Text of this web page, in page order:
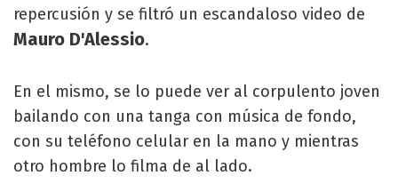
repercusión y se filtró un escandaloso video de
Mauro D'Alessio.
En el mismo, se lo puede ver al corpulento joven
bailando con una tanga con música de fondo,
con su teléfono celular en la mano y mientras
otro hombre lo filma de al lado.